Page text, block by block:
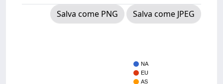
Salva come PNG
Salva come JPEG
NA
EU
AS